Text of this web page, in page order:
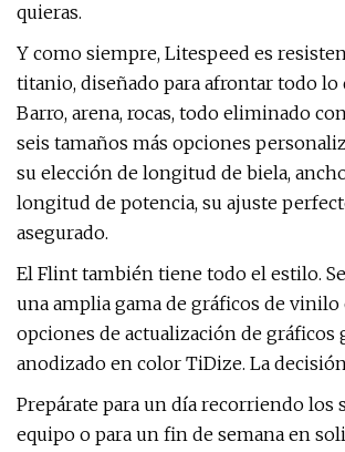
quieras.
Y como siempre, Litespeed es
titanio, diseñado para afrontar todo lo
Barro, arena, rocas, todo eliminado
seis tamaños más opciones
su elección de longitud de biela,
longitud de potencia, su ajuste
asegurado.
El Flint también tiene todo el estilo.
una amplia gama de gráficos de
opciones de actualización de gráficos
anodizado en color TiDize. La
Prepárate para un día recorriendo los
equipo o para un fin de semana en